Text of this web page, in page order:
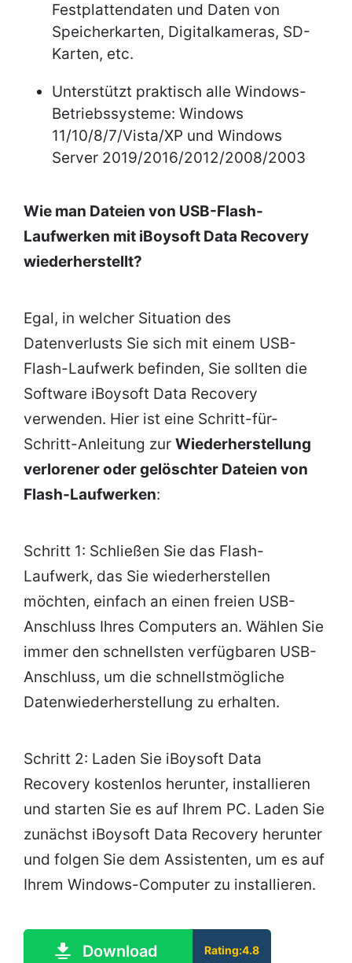
Festplattendaten und Daten von
Speicherkarten, Digitalkameras, SD-
Karten, etc.
Unterstützt praktisch alle Windows-
Betriebssysteme: Windows
11/10/8/7/Vista/XP und Windows
Server 2019/2016/2012/2008/2003
Wie man Dateien von USB-Flash-
Laufwerken mit iBoysoft Data Recovery
wiederherstellt?
Egal, in welcher Situation des
Datenverlusts Sie sich mit einem USB-
Flash-Laufwerk befinden, Sie sollten die
Software iBoysoft Data Recovery
verwenden. Hier ist eine Schritt-für-
Schritt-Anleitung zur Wiederherstellung
verlorener oder gelöschter Dateien von
Flash-Laufwerken:
Schritt 1: Schließen Sie das Flash-
Laufwerk, das Sie wiederherstellen
möchten, einfach an einen freien USB-
Anschluss Ihres Computers an. Wählen Sie
immer den schnellsten verfügbaren USB-
Anschluss, um die schnellstmögliche
Datenwiederherstellung zu erhalten.
Schritt 2: Laden Sie iBoysoft Data
Recovery kostenlos herunter, installieren
und starten Sie es auf Ihrem PC. Laden Sie
zunächst iBoysoft Data Recovery herunter
und folgen Sie dem Assistenten, um es auf
Ihrem Windows-Computer zu installieren.
Download Rating:4.8